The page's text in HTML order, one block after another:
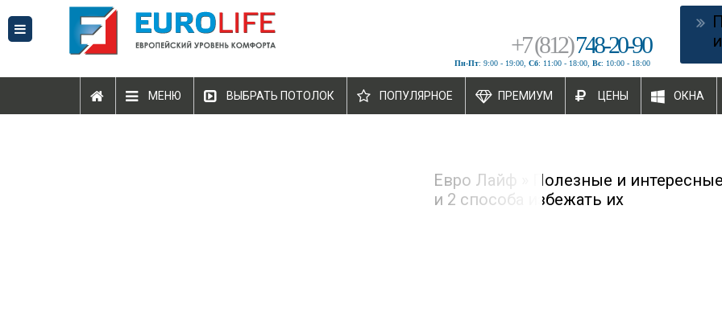
+7(812)748-20-90
Пн-Пт: 9:00 - 19:00, Сб: 11:00 - 18:00, Вс: 10:00 - 18:00
МЕНЮ ВЫБРАТЬ ПОТОЛОК ПОПУЛЯРНОЕ ПРЕМИУМ ЦЕНЫ ОКНА
Евро Лайф
Полезные и
и 2 способа избежать их